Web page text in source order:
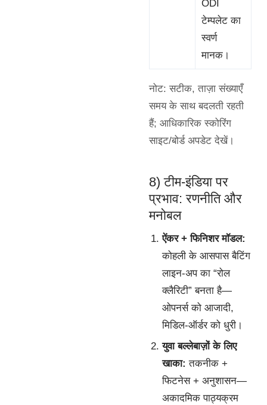
ODI
टेम्पलेट का
स्वर्ण
मानक।
नोट: सटीक, ताज़ा संख्याएँ
समय के साथ बदलती रहती
हैं; आधिकारिक स्कोरिंग
साइट/बोर्ड अपडेट देखें।
8) टीम-इंडिया पर
प्रभाव: रणनीति और
मनोबल
ऐंकर + फिनिशर मॉडल:
कोहली के आसपास बैटिंग
लाइन-अप का “रोल
क्लैरिटी” बनता है—
ओपनर्स को आजादी,
मिडिल-ऑर्डर को धुरी।
युवा बल्लेबाज़ों के लिए
खाका: तकनीक +
फिटनेस + अनुशासन—
अकादमिक पाठ्यक्रम